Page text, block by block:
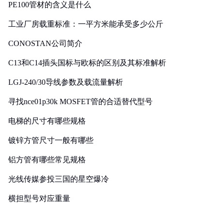
PE100管材的含义是什么
工业厂房载重标准：一平方米能承受多少公斤
CONOSTAN公司简介
C13和C14插头国标与欧标的区别及其标准解析
LGJ-240/30导线参数及载流量解析
寻找nce01p30k MOSFET管的合适替代型号
电梯的尺寸有哪些规格
镀锌方管尺寸一般有哪些
铝方管有哪些常见规格
光线传媒参投三国的星空爆冷
横担型号对应重量